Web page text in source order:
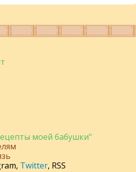
моей бабушки"
, Twitter, RSS